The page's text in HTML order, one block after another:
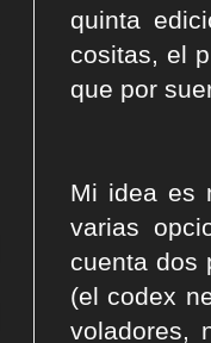
quinta
cositas, el
que por
Mi idea es
varias
cuenta dos
(el codex
voladores,